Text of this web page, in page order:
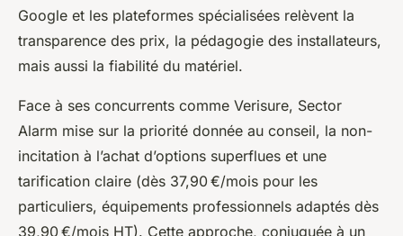
Google et les plateformes spécialisées relèvent la
transparence des prix, la pédagogie des installateurs,
mais aussi la fiabilité du matériel.
Face à ses concurrents comme Verisure, Sector
Alarm mise sur la priorité donnée au conseil, la non-
incitation à l’achat d’options superflues et une
tarification claire (dès 37,90 €/mois pour les
particuliers, équipements professionnels adaptés dès
39,90 €/mois HT). Cette approche, conjuguée à un